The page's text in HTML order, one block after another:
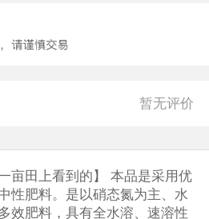
暂无评价
亩田上看到的】 本品是采用优
性肥料。是以硝态氮为主、水
效肥料，具有全水溶、速溶性